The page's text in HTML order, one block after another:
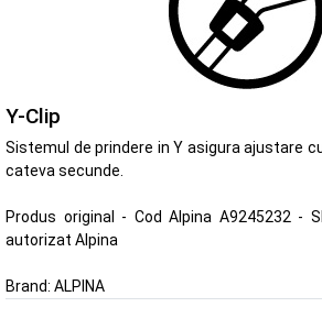
Y-Clip
Sistemul de prindere in Y asigura ajustare
cateva secunde.
Produs original - Cod Alpina A9245232 -
autorizat Alpina
Brand: ALPINA